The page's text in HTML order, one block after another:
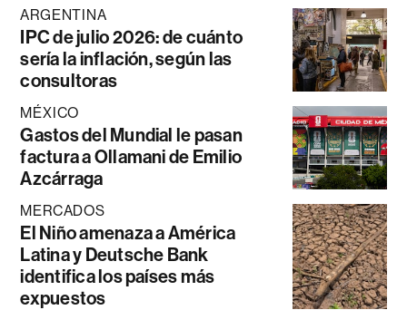
ARGENTINA
IPC de julio 2026: de cuánto
sería la inflación, según las
consultoras
MÉXICO
Gastos del Mundial le pasan
factura a Ollamani de Emilio
Azcárraga
MERCADOS
El Niño amenaza a América
Latina y Deutsche Bank
identifica los países más
expuestos